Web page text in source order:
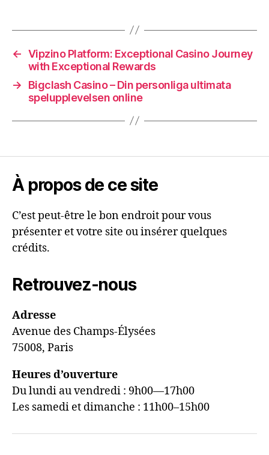
← Vipzino Platform: Exceptional Casino Journey
with Exceptional Rewards
→
Bigclash Casino – Din personliga ultimata
spelupplevelsen online
À propos de ce site
C’est peut-être le bon endroit pour vous
présenter et votre site ou insérer quelques
crédits.
Retrouvez-nous
Adresse
Avenue des Champs-Élysées
75008, Paris
Heures d’ouverture
Du lundi au vendredi : 9h00—17h00
Les samedi et dimanche : 11h00–15h00